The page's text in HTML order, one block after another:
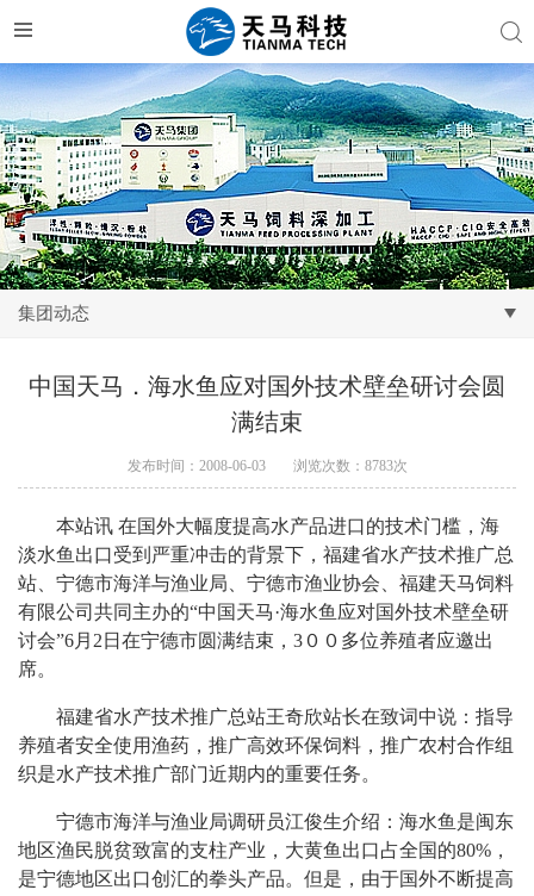
集团动态
中国天马．海水鱼应对国外技术壁垒研讨会圆
满结束
发布时间：2008-06-03 浏览次数：8783次
本站讯 在国外大幅度提高水产品进口的技术门槛，海
淡水鱼出口受到严重冲击的背景下，福建省水产技术推广总
站、宁德市海洋与渔业局、宁德市渔业协会、福建天马饲料
有限公司共同主办的“中国天马·海水鱼应对国外技术壁垒研
讨会”6月 2 日在宁德市圆满结束， 3００多位养殖者应邀出
席。
福建省水产技术推广总站王奇欣站长在致词中说：指导
养殖者安全使用渔药，推广高效环保饲料，推广农村合作组
织是水产技术推广部门近期内的重要任务。
宁德市海洋与渔业局调研员江俊生介绍：海水鱼是闽东
地区渔民脱贫致富的支柱产业，大黄鱼出口占全国的80% ，
是宁德地区出口创汇的拳头产品。但是，由于国外不断提高